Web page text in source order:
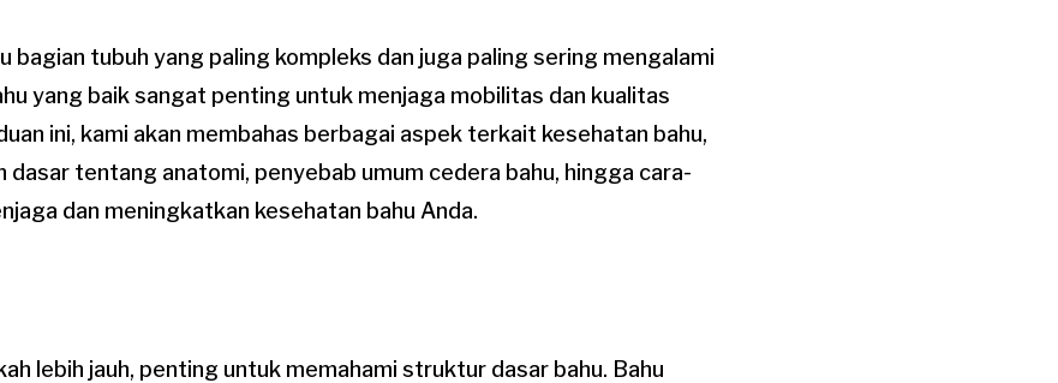
bagian tubuh yang paling kompleks dan juga paling sering mengalami
yang baik sangat penting untuk menjaga mobilitas dan kualitas
ini, kami akan membahas berbagai aspek terkait kesehatan bahu,
dasar tentang anatomi, penyebab umum cedera bahu, hingga cara-
dan meningkatkan kesehatan bahu Anda.
lebih jauh, penting untuk memahami struktur dasar bahu. Bahu